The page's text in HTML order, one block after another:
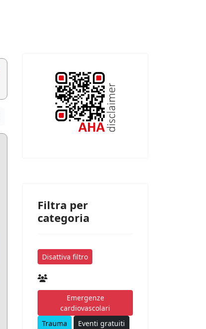
Filtra per
categoria
Disattiva filtro
Emergenze
cardiovascolari
Trauma
Eventi gratuiti